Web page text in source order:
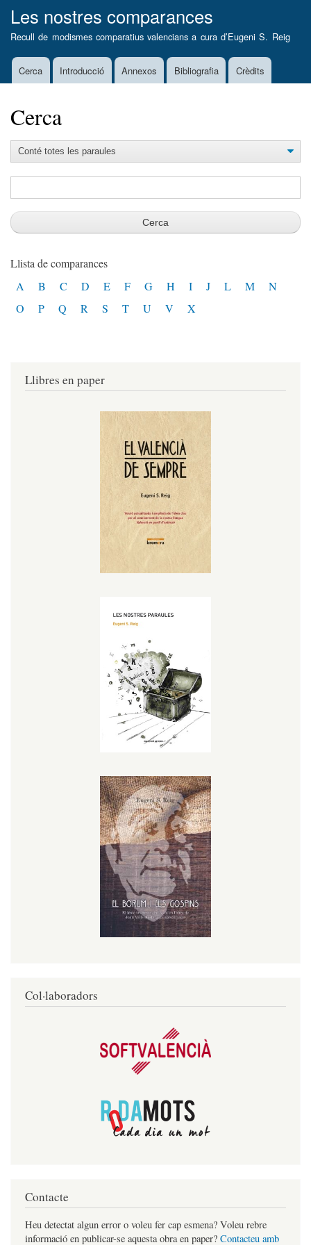
al
contingut
Les nostres comparances
Recull de modismes comparatius valencians a cura d’Eugeni S. Reig
MainCerca Introducció Annexos Bibliografia Crèdits
Cerca
Llista de comparances
A
B C D E F G H I J L M
N
O
P Q R S T U V X
Llibres en paper
Col·laboradors
Contacte
Heu detectat algun error o voleu fer cap esmena? Voleu rebre
informació en publicar-se aquesta obra en paper? Contacteu amb